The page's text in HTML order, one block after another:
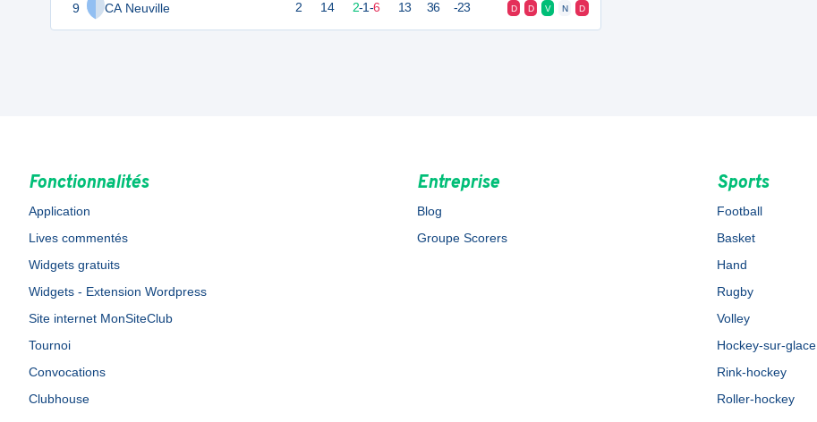
9 CA Neuville 2 14 2-1-6 13 36 -23 D D V N D
Fonctionnalités
Application
Lives commentés
Widgets gratuits
Widgets - Extension Wordpress
Site internet MonSiteClub
Tournoi
Convocations
Clubhouse
Entreprise
Blog
Groupe Scorers
Sports
Football
Basket
Hand
Rugby
Volley
Hockey-sur-glace
Rink-hockey
Roller-hockey